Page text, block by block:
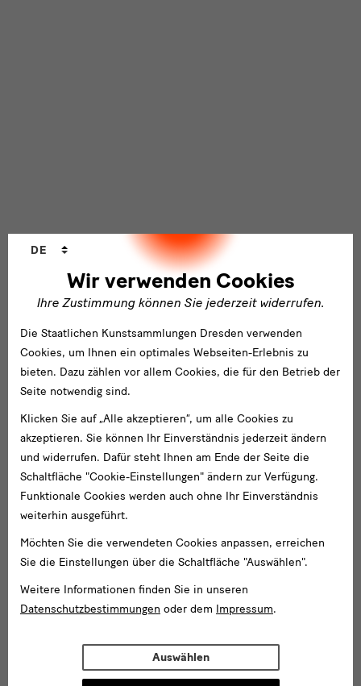
Wir verwenden Cookies
Ihre Zustimmung können Sie jederzeit widerrufen.
DE
Die Staatlichen Kunstsammlungen Dresden verwenden
Cookies, um Ihnen ein optimales Webseiten-Erlebnis zu
bieten. Dazu zählen vor allem Cookies, die für den Betrieb der
Seite notwendig sind.
Klicken Sie auf „Alle akzeptieren“, um alle Cookies zu
akzeptieren. Sie können Ihr Einverständnis jederzeit ändern
und widerrufen. Dafür steht Ihnen am Ende der Seite die
Schaltfläche "Cookie-Einstellungen" ändern zur Verfügung.
Funktionale Cookies werden auch ohne Ihr Einverständnis
weiterhin ausgeführt.
Möchten Sie die verwendeten Cookies anpassen, erreichen
Sie die Einstellungen über die Schaltfläche "Auswählen".
Weitere Informationen finden Sie in unseren
Datenschutzbestimmungen oder dem Impressum.
Auswählen